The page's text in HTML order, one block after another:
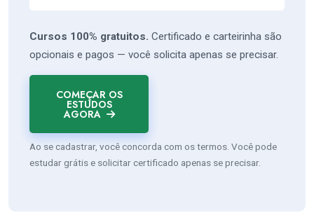
Cursos 100% gratuitos. Certificado e carteirinha são
opcionais e pagos — você solicita apenas se precisar.
COMEÇAR OS
ESTUDOS
AGORA
Ao se cadastrar, você concorda com os termos. Você pode
estudar grátis e solicitar certificado apenas se precisar.